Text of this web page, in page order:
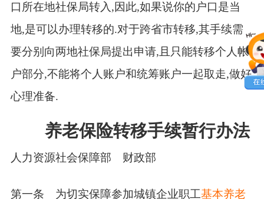
口所在地社保局转入,因此,如果说你的户口是当
地,是可以办理转移的.对于跨省市转移,其手续需
要分别向两地社保局提出申请,且只能转移个人帐
户部分,不能将个人账户和统筹账户一起取走,做好
心理准备.
养老保险转移手续暂行办法
人力资源社会保障部 财政部
第一条 为切实保障参加城镇企业职工基本养老